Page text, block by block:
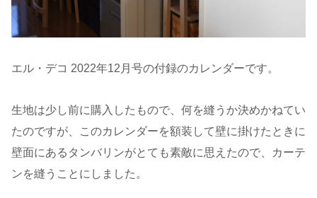
エル・デコ 2022年12月号の付録のカレンダーです。
生地は少し前に購入したもので、何を縫うか決めかねてい
たのですが、このカレンダーを額装して壁に掛けたときに
壁面にあるタンバリンがとても素敵に思えたので、カーテ
ンを縫うことにしました。